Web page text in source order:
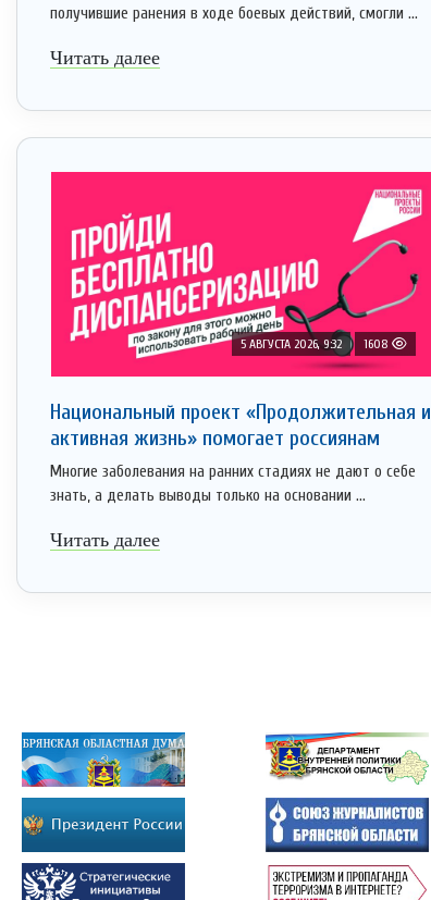
получившие ранения в ходе боевых действий, смогли ...
Читать далее
5 АВГУСТА 2026, 9:32 1608
Национальный проект «Продолжительная и
активная жизнь» помогает россиянам
Многие заболевания на ранних стадиях не дают о себе
знать, а делать выводы только на основании ...
Читать далее